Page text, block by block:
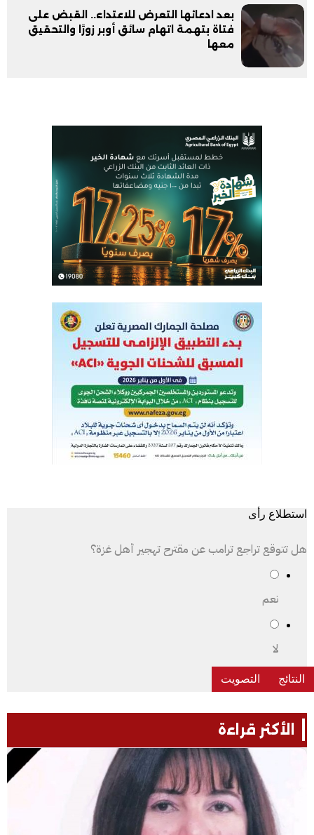
بعد ادعائها التعرض للاعتداء.. القبض على
فتاة بتهمة اتهام سائق أوبر زورًا والتحقيق
معها
استطلاع رأى
هل تتوقع تراجع ترامب عن مقترح تهجير أهل غزة؟
نعم
لا
الأكثر قراءة